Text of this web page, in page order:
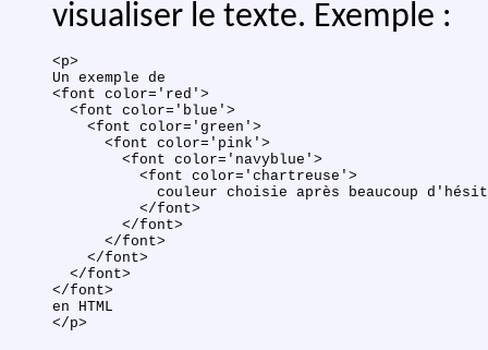
visualiser le texte. Exemple :
<p>
Un exemple de
<font color='red'>
  <font color='blue'>
    <font color='green'>
      <font color='pink'>
        <font color='navyblue'>
          <font color='chartreuse'>
couleur choisie après beaucoup
          </font>
        </font>
      </font>
    </font>
  </font>
</font>
en HTML